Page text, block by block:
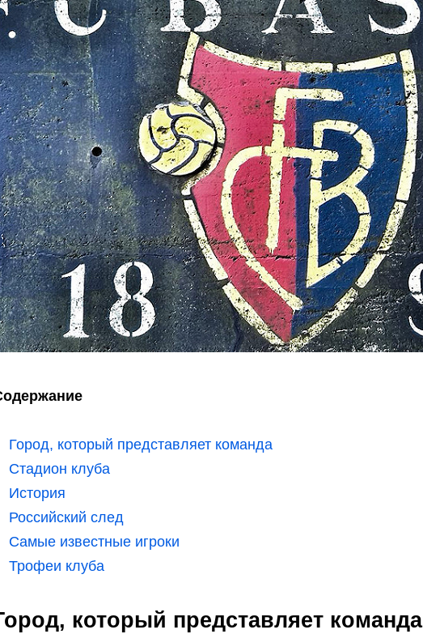
Город, который представляет команда
Стадион клуба
История
Российский след
Самые известные игроки
Трофеи клуба
который представляет команда